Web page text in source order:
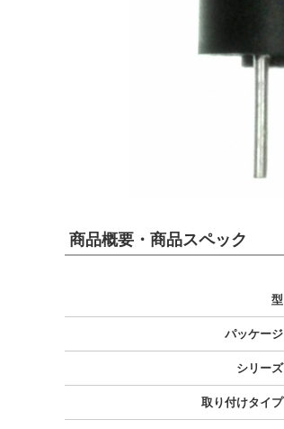
商品概要・商品スペック
型
パッケージ
シリーズ
取り付けタイプ